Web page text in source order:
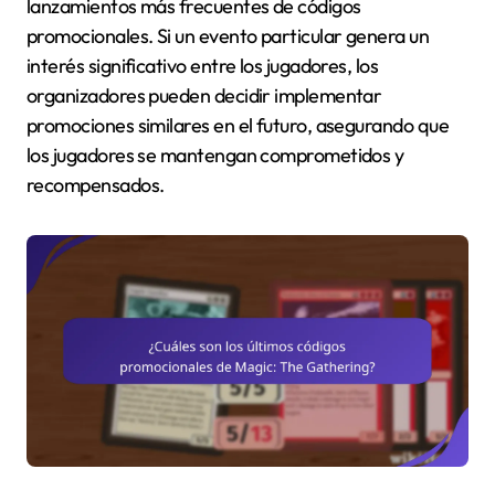
lanzamientos más frecuentes de códigos
promocionales. Si un evento particular genera un
interés significativo entre los jugadores, los
organizadores pueden decidir implementar
promociones similares en el futuro, asegurando que
los jugadores se mantengan comprometidos y
recompensados.